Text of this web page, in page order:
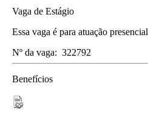
Vaga de Estágio
Essa vaga é para atuação presencial
Nº da vaga: 322792
Benefícios